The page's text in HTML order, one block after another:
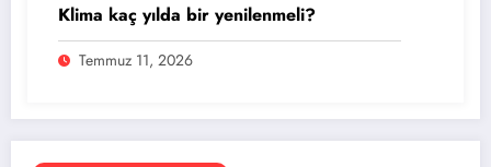
Klima kaç yılda bir yenilenmeli?
Temmuz 11, 2026